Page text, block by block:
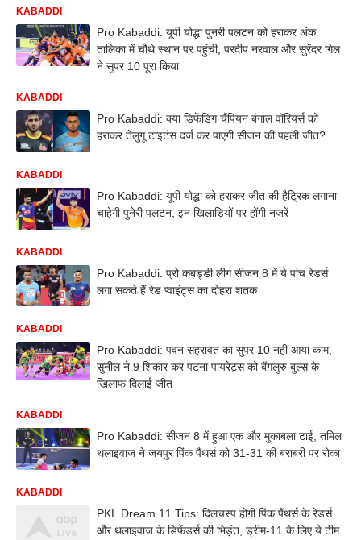
KABADDI
Pro Kabaddi: यूपी योद्धा पुनरी पलटन को हराकर अंक
तालिका में चौथे स्थान पर पहुंची, परदीप नरवाल और सुरेंदर गिल
ने सुपर 10 पूरा किया
KABADDI
Pro Kabaddi: क्या डिफेंडिंग चैंपियन बंगाल वॉरियर्स को
हराकर तेलुगू टाइटंस दर्ज कर पाएगी सीजन की पहली जीत?
KABADDI
Pro Kabaddi: यूपी योद्धा को हराकर जीत की हैट्रिक लगाना
चाहेगी पुनेरी पलटन, इन खिलाड़ियों पर होंगी नजरें
KABADDI
Pro Kabaddi: प्रो कबड्डी लीग सीजन 8 में ये पांच रेडर्स
लगा सकते हैं रेड प्वाइंट्स का दोहरा शतक
KABADDI
Pro Kabaddi: पवन सहरावत का सुपर 10 नहीं आया काम,
सुनील ने 9 शिकार कर पटना पायरेट्स को बेंगलुरु बुल्स के
खिलाफ दिलाई जीत
KABADDI
Pro Kabaddi: सीजन 8 में हुआ एक और मुकाबला टाई, तमिल
थलाइवाज ने जयपुर पिंक पैंथर्स को 31-31 की बराबरी पर रोका
KABADDI
PKL Dream 11 Tips: दिलचस्प होगी पिंक पैंथर्स के रेडर्स
और थलाइवाज के डिफेंडर्स की भिड़ंत, ड्रीम-11 के लिए ये टीम